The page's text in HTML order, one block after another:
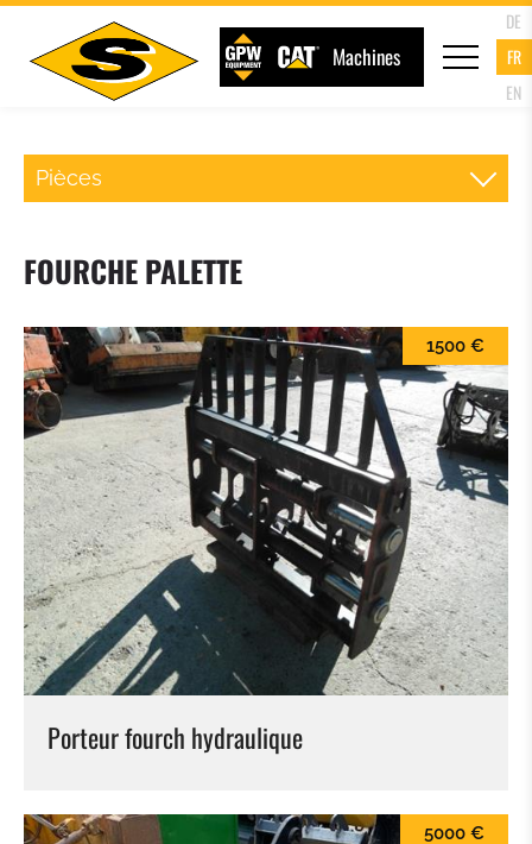
Machines
DE
FR
EN
Pièces
GODET DU CHARGEUR
GODET 4 EN 1
GODET A HAUT DEVERSEMENT
BALAI
LAME À NEIGE
PINCES À BALLES
GODET À CLAIRE VOIE
FOURCHE PALETTE
Porteur fourch hydraulique
1500 €
5000 €